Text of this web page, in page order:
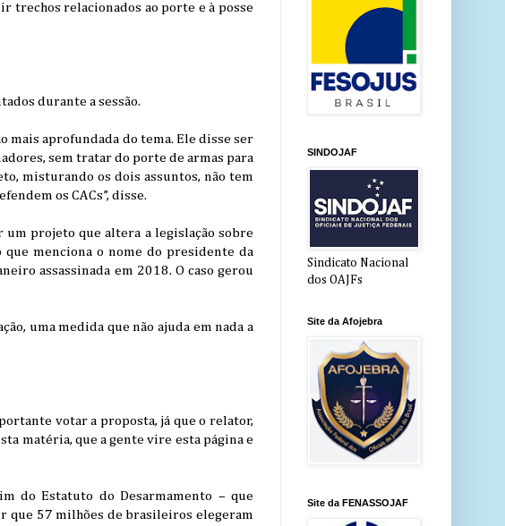
trechos relacionados ao porte e à posse
durante a sessão.
mais aprofundada do tema. Ele disse ser
sem tratar do porte de armas para
misturando os dois assuntos, não tem
os CACs”, disse.
projeto que altera a legislação sobre
menciona o nome do presidente da
assassinada em 2018. O caso gerou
uma medida que não ajuda em nada a
votar a proposta, já que o relator,
matéria, que a gente vire esta página e
do Estatuto do Desarmamento – que
que 57 milhões de brasileiros elegeram
SINDOJAF
Sindicato Nacional
dos OAJFs
Site da Afojebra
Site da FENASSOJAF